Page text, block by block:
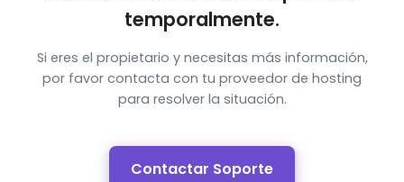
temporalmente.
Si eres el propietario y necesitas más información,
por favor contacta con tu proveedor de hosting
para resolver la situación.
Contactar Soporte